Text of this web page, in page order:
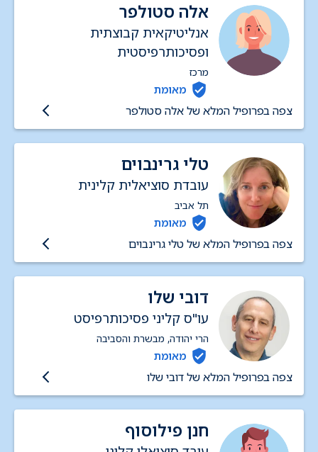
אלה סטולפר
אנליטיקאית קבוצתית
ופסיכותרפיסטית
מרכז
מאומת
צפה בפרופיל המלא של אלה סטולפר
טלי גרינבוים
עובדת סוציאלית קלינית
תל אביב
מאומת
צפה בפרופיל המלא של טלי גרינבוים
דובי שלו
עו"ס קליני פסיכותרפיסט
הרי יהודה, מבשרת והסביבה
מאומת
צפה בפרופיל המלא של דובי שלו
חנן פילוסוף